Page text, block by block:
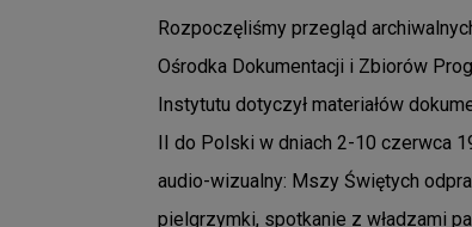
Rozpoczęliśmy przegląd
Ośrodka Dokumentacji i Zbiorów
Instytutu dotyczył materiałów
II do Polski w dniach 2-10 czerwca
audio-wizualny: Mszy Świętych
pielgrzymki, spotkanie z władzami